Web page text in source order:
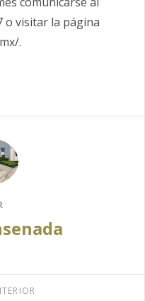
o visitar la página
.